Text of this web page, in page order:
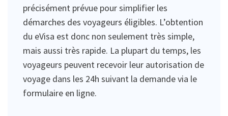
précisément prévue pour simplifier les
démarches des voyageurs éligibles. L’obtention
du eVisa est donc non seulement très simple,
mais aussi très rapide. La plupart du temps, les
voyageurs peuvent recevoir leur autorisation de
voyage dans les 24h suivant la demande via le
formulaire en ligne.